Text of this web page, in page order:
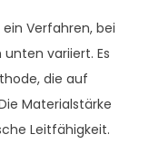
Verfahren, bei
variiert. Es
die auf
Materialstärke
Leitfähigkeit.